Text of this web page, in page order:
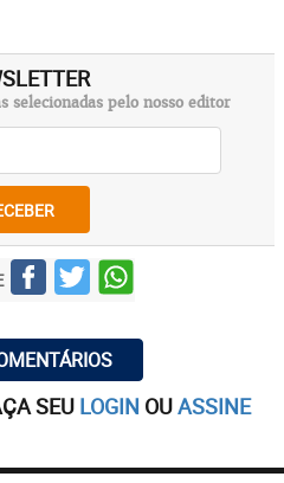
selecionadas pelo nosso editor
SEU LOGIN OUASSINE